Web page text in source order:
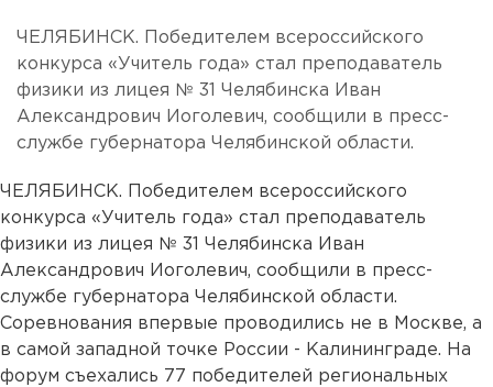
ЧЕЛЯБИНСК. Победителем всероссийского
конкурса «Учитель года» стал преподаватель
физики из лицея № 31 Челябинска Иван
Александрович Иоголевич, сообщили в пресс-
службе губернатора Челябинской области.
ЧЕЛЯБИНСК. Победителем всероссийского
конкурса «Учитель года» стал преподаватель
физики из лицея № 31 Челябинска Иван
Александрович Иоголевич, сообщили в пресс-
службе губернатора Челябинской области.
Соревнования впервые проводились не в Москве, а
в самой западной точке России - Калининграде. На
форум съехались 77 победителей региональных